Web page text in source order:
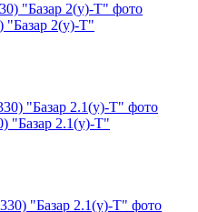
2(у)-Т"
"Базар 2.1(у)-Т"